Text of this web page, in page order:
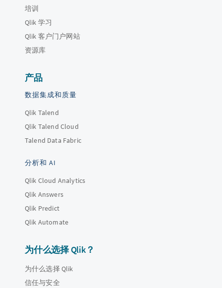
培训
Qlik 学习
Qlik 客户门户网站
资源库
产品
数据集成和质量
Qlik Talend
Qlik Talend Cloud
Talend Data Fabric
分析和 AI
Qlik Cloud Analytics
Qlik Answers
Qlik Predict
Qlik Automate
为什么选择 Qlik？
为什么选择 Qlik
信任与安全